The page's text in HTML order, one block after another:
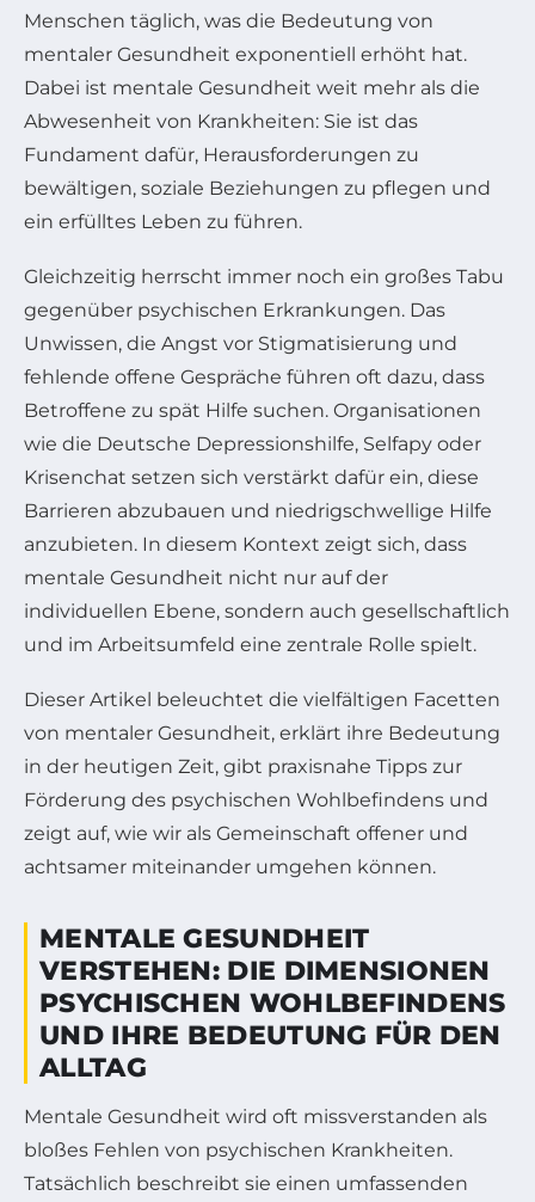
Menschen täglich, was die Bedeutung von
mentaler Gesundheit exponentiell erhöht hat.
Dabei ist mentale Gesundheit weit mehr als die
Abwesenheit von Krankheiten: Sie ist das
Fundament dafür, Herausforderungen zu
bewältigen, soziale Beziehungen zu pflegen und
ein erfülltes Leben zu führen.
Gleichzeitig herrscht immer noch ein großes Tabu
gegenüber psychischen Erkrankungen. Das
Unwissen, die Angst vor Stigmatisierung und
fehlende offene Gespräche führen oft dazu, dass
Betroffene zu spät Hilfe suchen. Organisationen
wie die Deutsche Depressionshilfe, Selfapy oder
Krisenchat setzen sich verstärkt dafür ein, diese
Barrieren abzubauen und niedrigschwellige Hilfe
anzubieten. In diesem Kontext zeigt sich, dass
mentale Gesundheit nicht nur auf der
individuellen Ebene, sondern auch gesellschaftlich
und im Arbeitsumfeld eine zentrale Rolle spielt.
Dieser Artikel beleuchtet die vielfältigen Facetten
von mentaler Gesundheit, erklärt ihre Bedeutung
in der heutigen Zeit, gibt praxisnahe Tipps zur
Förderung des psychischen Wohlbefindens und
zeigt auf, wie wir als Gemeinschaft offener und
achtsamer miteinander umgehen können.
MENTALE GESUNDHEIT
VERSTEHEN: DIE DIMENSIONEN
PSYCHISCHEN WOHLBEFINDENS
UND IHRE BEDEUTUNG FÜR DEN
ALLTAG
Mentale Gesundheit wird oft missverstanden als
bloßes Fehlen von psychischen Krankheiten.
Tatsächlich beschreibt sie einen umfassenden